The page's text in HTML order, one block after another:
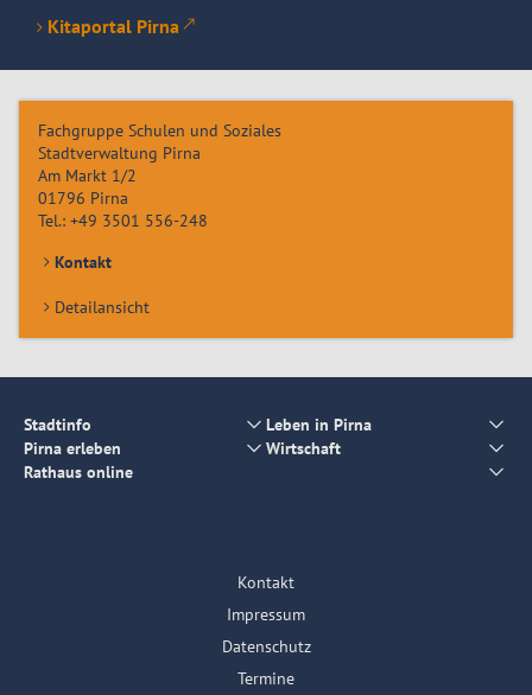
Kitaportal Pirna
Fachgruppe Schulen und Soziales
Stadtverwaltung Pirna
Am Markt 1/2
01796 Pirna
Tel.: +49 3501 556-248
Kontakt
Detailansicht
Stadtinfo
Leben in Pirna
Pirna erleben
Wirtschaft
Rathaus online
Kontakt
Impressum
Datenschutz
Termine